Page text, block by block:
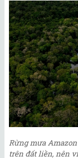
Rừng mưa
trên đất liền, nên